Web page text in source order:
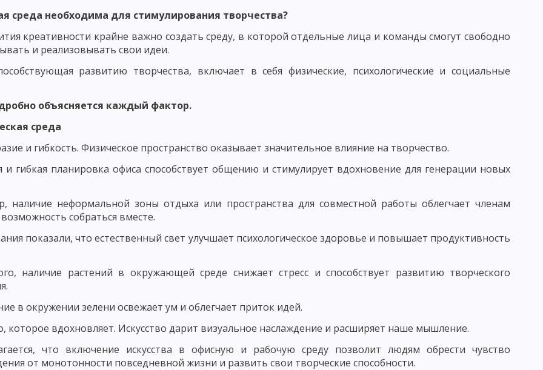
ОРИЕНТИРОВАННОЕ ВОСПИТАНИЕ В РАЗВИТИИ ЛИЧНОСТИ
ДЕЯТЕЛЬНОСТИ ЧЕЛОВЕКА ОСНОВНЫЕ ВИДЫ ДЕЯТЕЛЬНОСТИ РЕБЕНКА
РАЗВИТИЯ ЛИЧНОСТИ
РАЗВИТИЯ ЛИЧНОСТИ И ЕЕ КРИТЕРИИ
ИССЛЕДОВАНИЯ
СОДЕРЖАНИЯ ПРАКСЕОЛОГИЧЕСКИЙ АНАЛИЗ
ЭТАПЫ ПЕДАГОГИЧЕСКОГО ИССЛЕДОВАНИЯ
МЕТОДЫ ПЕДАГОГИЧЕСКОГО ИССЛЕДОВАНИЯ: ЭКСПЕРИМЕНТ
БЕСЕДА
ВИДЫ ТЕСТОВ В ПЕДАГОГИКЕ ПЕДАГОГИЧЕСКИЙ ПРОЦЕСС И ЕГО ОБЩАЯ ХАРАКТЕРИСТИКА
КОМПОНЕНТЫ ПЕДАГОГИЧЕСКОГО ПРОЦЕССА
ФОРМИРОВАНИЯ ЛИЧНОСТИ ЗАКОНОМЕРНОСТИ ФОРМИРОВАНИЯ УЧЕНИЧЕСКИХ КОЛЛЕКТИВОВ
среда необходима для стимулирования творчества?
креативности крайне важно создать среду, в которой отдельные лица и команды смогут свободно
и реализовывать свои идеи.
развитию творчества, включает в себя физические, психологические и социальные
объясняется каждый фактор.
среда
и гибкость. Физическое пространство оказывает значительное влияние на творчество.
и гибкая планировка офиса способствует общению и стимулирует вдохновение для генерации новых
наличие неформальной зоны отдыха или пространства для совместной работы облегчает членам
собраться вместе.
показали, что естественный свет улучшает психологическое здоровье и повышает продуктивность
наличие растений в окружающей среде снижает стресс и способствует развитию творческого
в окружении зелени освежает ум и облегчает приток идей.
которое вдохновляет. Искусство дарит визуальное наслаждение и расширяет наше мышление.
что включение искусства в офисную и рабочую среду позволит людям обрести чувство
от монотонности повседневной жизни и развить свои творческие способности.